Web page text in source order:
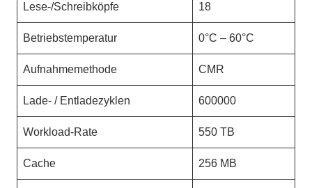
Lese-/Schreibköpfe 18
Betriebstemperatur 0°C – 60°C
Aufnahmemethode CMR
Lade- / Entladezyklen 600000
Workload-Rate 550 TB
Cache 256 MB